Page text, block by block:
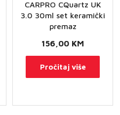
CARPRO CQuartz UK
3.0 30ml set keramički
premaz
156,00 KM
Pročitaj više